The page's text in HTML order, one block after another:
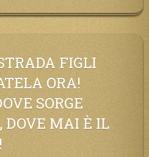
FIGLI
ORA!
SORGE
DOVE MAI È IL